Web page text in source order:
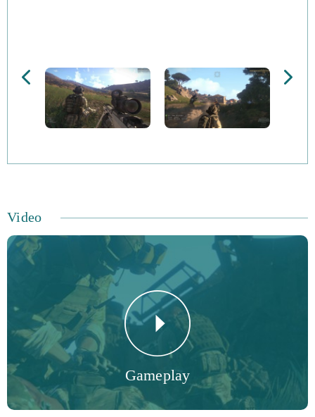
oyunculu "Savun ve Tut" senaryolarında düşmanınıza
karşı yarışın.
İçerik Oluşturma: Arma 3’ün sezgisel senaryo editörü ve
yaratmaya başlayın.
mücadelenin yıkıcı gücünü hissedin.
Ölçek, derinlik ve özgürlük, bu büyük askeri oyunda sizi
meşgul edecek, zamanınızı dolduracak, arkadaşlıkları,
içgüdüleri ve askeri ve savaş unsurları konusundaki
farkındalığınızı genişletecek şekilde zihninizi meşgul
edecektir. Uzaklaş!
Video
Gameplay